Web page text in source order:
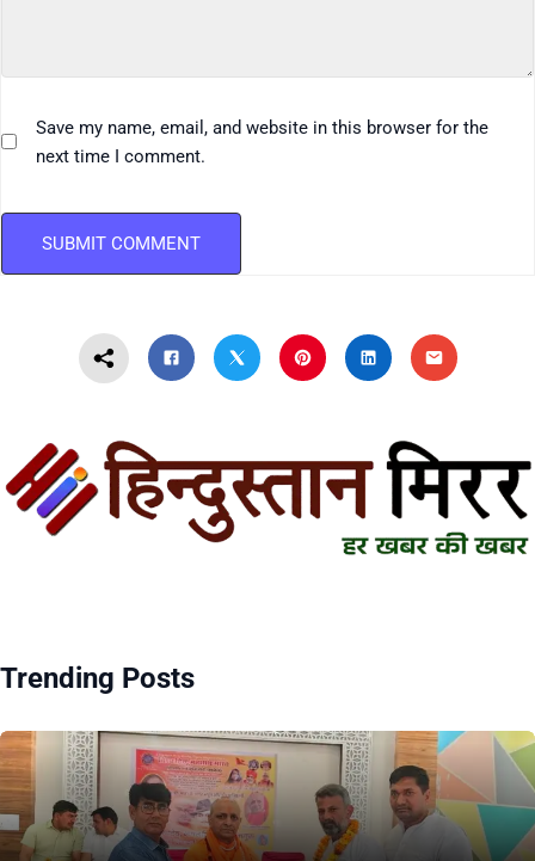
Save my name, email, and website in this browser for the
next time I comment.
Trending Posts